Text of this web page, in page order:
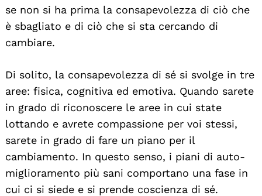
se non si ha prima la consapevolezza di ciò che
è sbagliato e di ciò che si sta cercando di
cambiare.
Di solito, la consapevolezza di sé si svolge in tre
aree: fisica, cognitiva ed emotiva. Quando sarete
in grado di riconoscere le aree in cui state
lottando e avrete compassione per voi stessi,
sarete in grado di fare un piano per il
cambiamento. In questo senso, i piani di auto-
miglioramento più sani comportano una fase in
cui ci si siede e si prende coscienza di sé.